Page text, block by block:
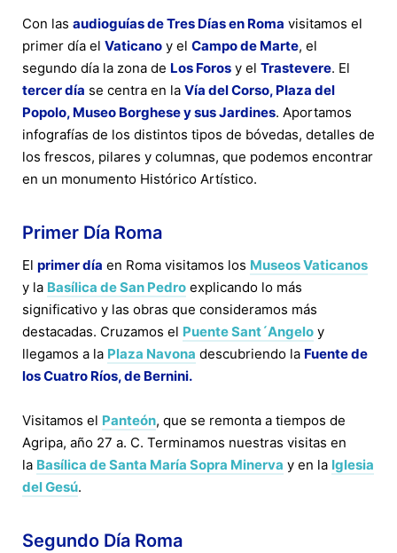
Con las audioguías de Tres Días en Roma visitamos el
primer día el Vaticano y el Campo de Marte, el
segundo día la zona de Los Foros y el Trastevere. El
tercer día se centra en la Vía del Corso, Plaza del
Popolo, Museo Borghese y sus Jardines. Aportamos
infografías de los distintos tipos de bóvedas, detalles de
los frescos, pilares y columnas, que podemos encontrar
en un monumento Histórico Artístico.
Primer Día Roma
El primer día en Roma visitamos los Museos Vaticanos
y la Basílica de San Pedro explicando lo más
significativo y las obras que consideramos más
destacadas. Cruzamos el Puente Sant´Angelo y
llegamos a la Plaza Navona descubriendo la Fuente de
los Cuatro Ríos, de Bernini.
Visitamos el Panteón, que se remonta a tiempos de
Agripa, año 27 a. C. Terminamos nuestras visitas en
la Basílica de Santa María Sopra Minerva y en la Iglesia
del Gesú.
Segundo Día Roma